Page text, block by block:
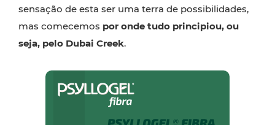
sensação de esta ser uma terra de possibilidades,
mas comecemos por onde tudo principiou, ou
seja, pelo Dubai Creek.